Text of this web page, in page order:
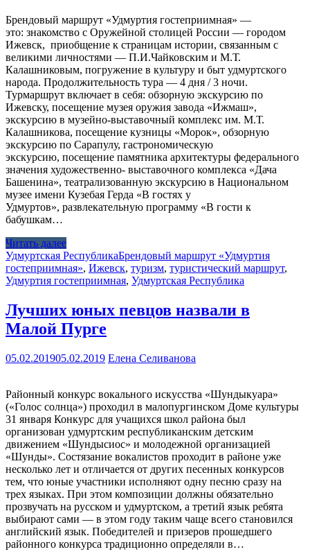
Брендовый маршрут «Удмуртия гостеприимная» —
это: знакомство с Оружейной столицей России — городом
Ижевск, приобщение к страницам истории, связанным с
великими личностями — П.И.Чайковским и М.Т.
Калашниковым, погружение в культуру и быт удмуртского
народа. Продолжительность тура — 4 дня / 3 ночи.
Турмаршрут включает в себя: обзорную экскурсию по
Ижевску, посещение музея оружия завода «Ижмаш»,
экскурсию в музейно-выставочный комплекс им. М.Т.
Калашникова, посещение кузницы «Морок», обзорную
экскурсию по Сарапулу, гастрономическую
экскурсию, посещение памятника архитектуры федерального
значения художественно- выставочного комплекса «Дача
Башенина», театрализованную экскурсию в Национальном
музее имени Кузебая Герда «В гостях у
Удмуртов», развлекательную программу «В гости к
бабушкам…
Читать далее
Удмуртская РеспубликаБрендовый маршрут «Удмуртия
гостеприимная», Ижевск, туризм, туристический маршрут,
Удмуртия гостеприимная, Удмуртская Республика
Лучших юных певцов назвали в
Малой Пурге
05.02.201905.02.2019 Елена Селиванова
Районный конкурс вокального искусства «Шундыкуара»
(«Голос солнца») проходил в малопургинском Доме культуры
31 января Конкурс для учащихся школ района был
организован удмуртским республиканским детским
движением «Шундысиос» и молодежной организацией
«Шунды». Состязание вокалистов проходит в районе уже
несколько лет и отличается от других песенных конкурсов
тем, что юные участники исполняют одну песню сразу на
трех языках. При этом композиции должны обязательно
прозвучать на русском и удмуртском, а третий язык ребята
выбирают сами — в этом году таким чаще всего становился
английский язык. Победителей и призеров прошедшего
районного конкурса традиционно определяли в…